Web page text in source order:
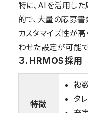
特に、AIを活用し
的で、大量の応募書
カスタマイズ性が
わせた設定が可能で
３. HRMOS採用
特徴
複
タ